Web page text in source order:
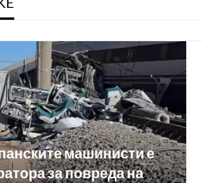
машинисти е
за повреда на